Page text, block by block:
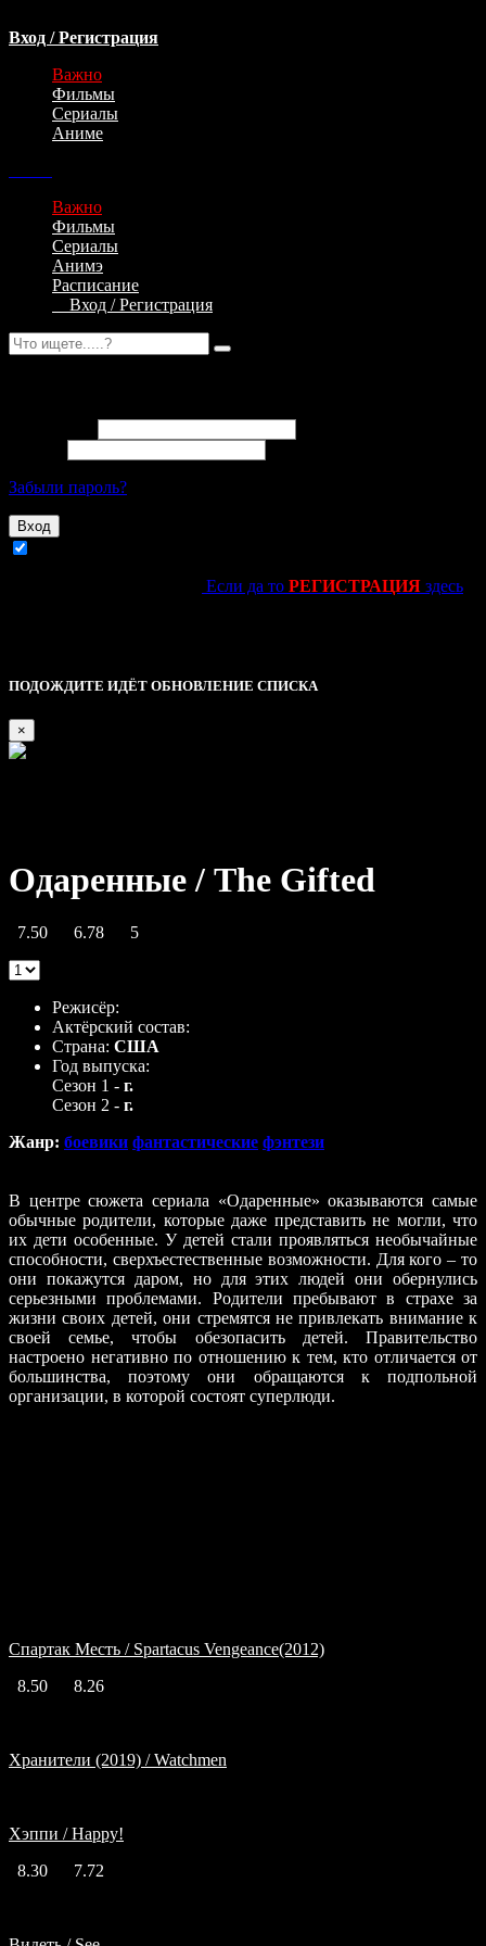
Вход / Регистрация
Важно
Фильмы
Сериалы
Аниме
Важно
Фильмы
Сериалы
Анимэ
Расписание
Вход / Регистрация
Забыли пароль?
Вход
Если да то РЕГИСТРАЦИЯ здесь
ПОДОЖДИТЕ ИДЁТ ОБНОВЛЕНИЕ СПИСКА
×
Описание
Одаренные / The Gifted
7.50 6.78
5
Режисёр:
Актёрский состав:
Страна: США
Год выпуска:
Сезон 1 - г.
Сезон 2 - г.
Жанр: боевики фантастические фэнтези
В центре сюжета сериала «Одаренные» оказываются самые
обычные родители, которые даже представить не могли, что
их дети особенные. У детей стали проявляться необычайные
способности, сверхъестественные возможности. Для кого – то
они покажутся даром, но для этих людей они обернулись
серьезными проблемами. Родители пребывают в страхе за
жизни своих детей, они стремятся не привлекать внимание к
своей семье, чтобы обезопасить детей. Правительство
настроено негативно по отношению к тем, кто отличается от
большинства, поэтому они обращаются к подпольной
организации, в которой состоят суперлюди.
Спартак Месть / Spartacus Vengeance(2012)
8.50
8.26
Хранители (2019) / Watchmen
Хэппи / Happy!
8.30
7.72